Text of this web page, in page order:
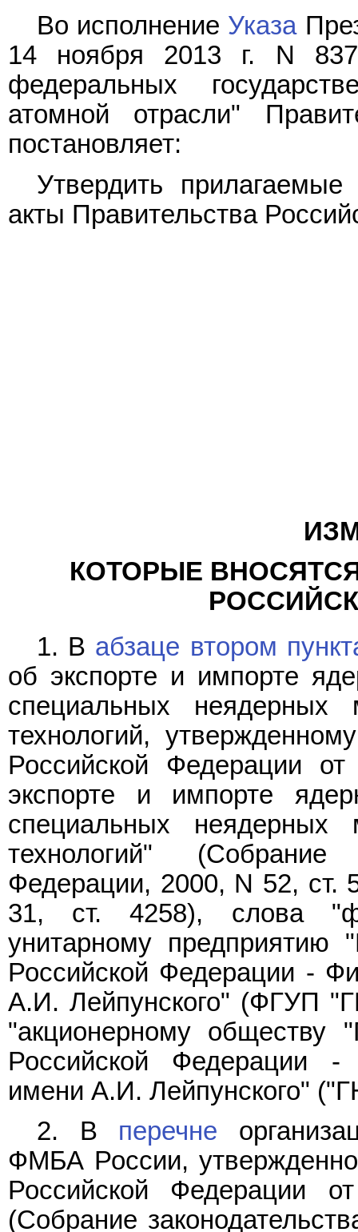
Во исполнение Указа
14 ноября 2013 г. N 837
федеральных
атомной отрасли"
постановляет:
Утвердить
акты Правительства
КОТОРЫЕ
1. В абзаце втором
об экспорте и импорте
специальных неядерных
технологий,
Российской Федерации
экспорте и импорте
специальных неядерных
технологий" (Собрание
Федерации, 2000, N 52, ст.
31, ст. 4258), слова
унитарному предприятию
Российской Федерации -
А.И. Лейпунского" (ФГУП
"акционерному обществу
Российской Федерации -
имени А.И. Лейпунского"
2. В перечне
ФМБА России,
Российской Федерации
(Собрание